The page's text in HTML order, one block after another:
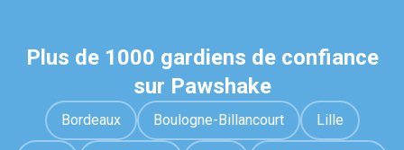
Plus de 1000 gardiens de confiance
sur Pawshake
Bordeaux Boulogne-Billancourt Lille